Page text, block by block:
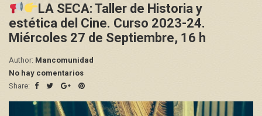
LA SECA: Taller de Historia y
estética del Cine. Curso 2023-24.
Miércoles 27 de Septiembre, 16 h
Author: Mancomunidad
No hay comentarios
Share: